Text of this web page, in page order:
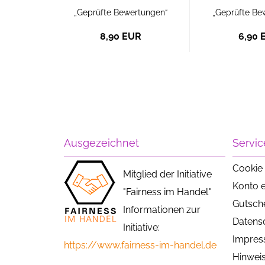
„Geprüfte Bewertungen“
8,90 EUR
„Geprüfte
6,90
Ausgezeichnet
Mitglied der Initiative
"Fairness im Handel"
Informationen zur
Initiative:
https://www.fairness-im-handel.de
Cookie
Konto